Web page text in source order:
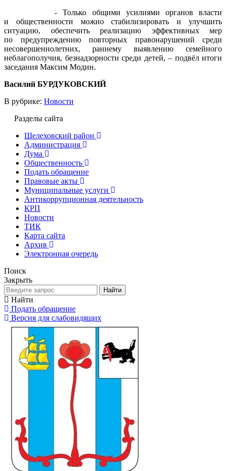
- Только общими усилиями органов власти
и общественности можно стабилизировать и улучшить
ситуацию, обеспечить реализацию эффективных мер
по предупреждению повторных правонарушений среди
несовершеннолетних, раннему выявлению семейного
неблагополучия, безнадзорности среди детей, – подвёл итоги
заседания Максим Модин.
Василий БУРДУКОВСКИЙ
В рубрике: Новости
Разделы сайта
Шелеховский район
Администрация
Дума
Общественность
Подать обращение
Правовые акты
Муниципальные услуги
Антикоррупционная деятельность
КРП
Новости
ТИК
Карта сайта
Архив
Электронная очередь
Поиск
Закрыть
Найти
Найти
Подать обращение
Версия для слабовидящих